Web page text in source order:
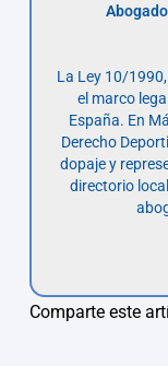
La Ley 10/
el marco
España. En
Derecho
dopaje y
directorio
Comparte este